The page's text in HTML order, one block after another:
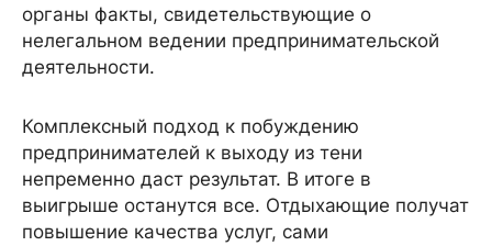
органы факты, свидетельствующие о
нелегальном ведении предпринимательской
деятельности.
Комплексный подход к побуждению
предпринимателей к выходу из тени
непременно даст результат. В итоге в
выигрыше останутся все. Отдыхающие получат
повышение качества услуг, сами